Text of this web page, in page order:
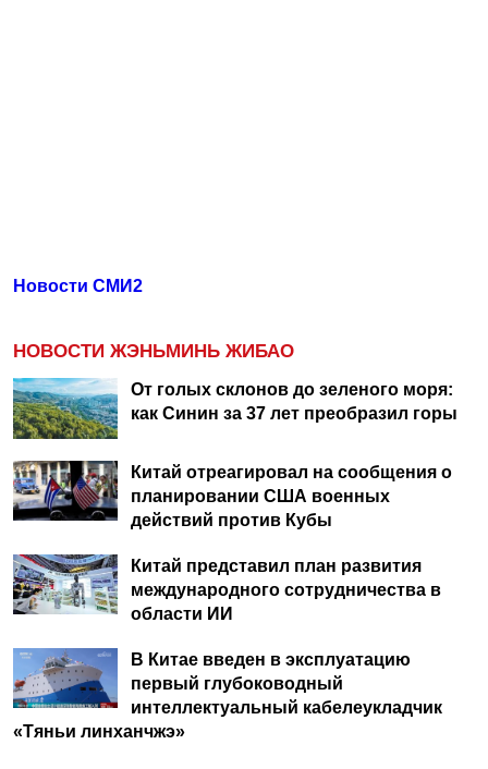
Новости СМИ2
НОВОСТИ ЖЭНЬМИНЬ ЖИБАО
От голых склонов до зеленого моря:
как Синин за 37 лет преобразил горы
Китай отреагировал на сообщения о
планировании США военных
действий против Кубы
Китай представил план развития
международного сотрудничества в
области ИИ
В Китае введен в эксплуатацию
первый глубоководный
интеллектуальный кабелеукладчик
«Тяньи линханчжэ»